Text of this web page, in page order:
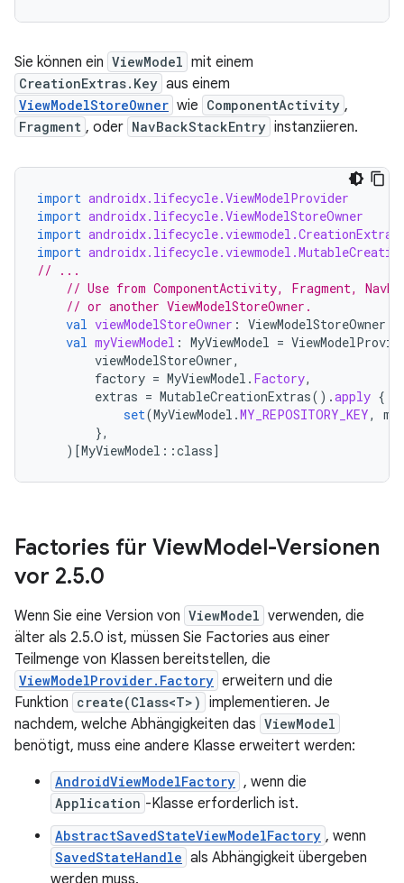
Sie können ein ViewModel mit einem
CreationExtras.Key aus einem
ViewModelStoreOwner wie ComponentActivity ,
Fragment , oder NavBackStackEntry instanziieren.
import androidx.lifecycle.ViewModelProvider
import androidx.lifecycle.ViewModelStoreOwner
import androidx.lifecycle.viewmodel.CreationExtras
import
// ...
// Use from ComponentActivity, Fragment,
// or another ViewModelStoreOwner.
val viewModelStoreOwner : ViewModelStoreOwner
val myViewModel : MyViewModel =
viewModelStoreOwner,
factory = MyViewModel . Factory,
extras = MutableCreationExtras().apply {
set(MyViewModel .MY_REPOSITORY_KEY,
},
) [MyViewModel ::class]
Factories für ViewModel-Versionen
vor 2.5.0
Wenn Sie eine Version von ViewModel verwenden, die
älter als 2.5.0 ist, müssen Sie Factories aus einer
Teilmenge von Klassen bereitstellen, die
ViewModelProvider.Factory erweitern und die
Funktion create(Class<T>) implementieren. Je
nachdem, welche Abhängigkeiten das ViewModel
benötigt, muss eine andere Klasse erweitert werden:
AndroidViewModelFactory , wenn die
Application -Klasse erforderlich ist.
AbstractSavedStateViewModelFactory , wenn
SavedStateHandle als Abhängigkeit übergeben
werden muss.